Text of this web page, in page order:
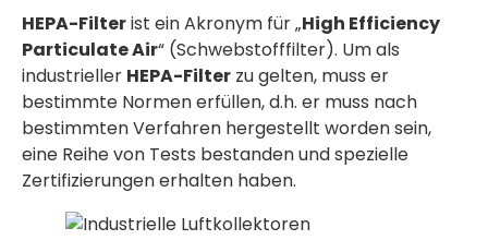
HEPA-Filterist ein Akronym für „High Efficiency
Particulate Air“ (Schwebstofffilter). Um als
industrieller HEPA-Filter zu gelten, muss er
bestimmte Normen erfüllen, d.h. er muss nach
bestimmten Verfahren hergestellt worden sein,
eine Reihe von Tests bestanden und spezielle
Zertifizierungen erhalten haben.